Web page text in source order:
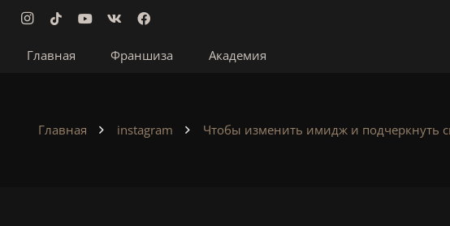
Главная Франшиза Академия
Главная instagram Чтобы изменить имидж и подчеркнуть